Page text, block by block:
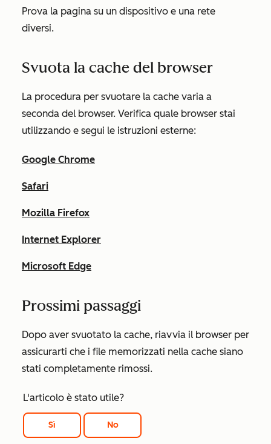
Prova la pagina su un dispositivo e una rete
diversi.
Svuota la cache del browser
La procedura per svuotare la cache varia a
seconda del browser. Verifica quale browser stai
utilizzando e segui le istruzioni esterne:
Google Chrome
Safari
Mozilla Firefox
Internet Explorer
Microsoft Edge
Prossimi passaggi
Dopo aver svuotato la cache, riavvia il browser per
assicurarti che i file memorizzati nella cache siano
stati completamente rimossi.
L'articolo è stato utile?
Sì No